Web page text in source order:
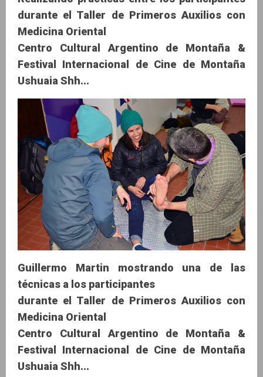
durante el Taller de Primeros Auxilios con
Medicina Oriental
Centro Cultural Argentino de Montaña &
Festival Internacional de Cine de Montaña
Ushuaia Shh...
Guillermo Martin mostrando una de las
técnicas a los participantes
durante el Taller de Primeros Auxilios con
Medicina Oriental
Centro Cultural Argentino de Montaña &
Festival Internacional de Cine de Montaña
Ushuaia Shh...